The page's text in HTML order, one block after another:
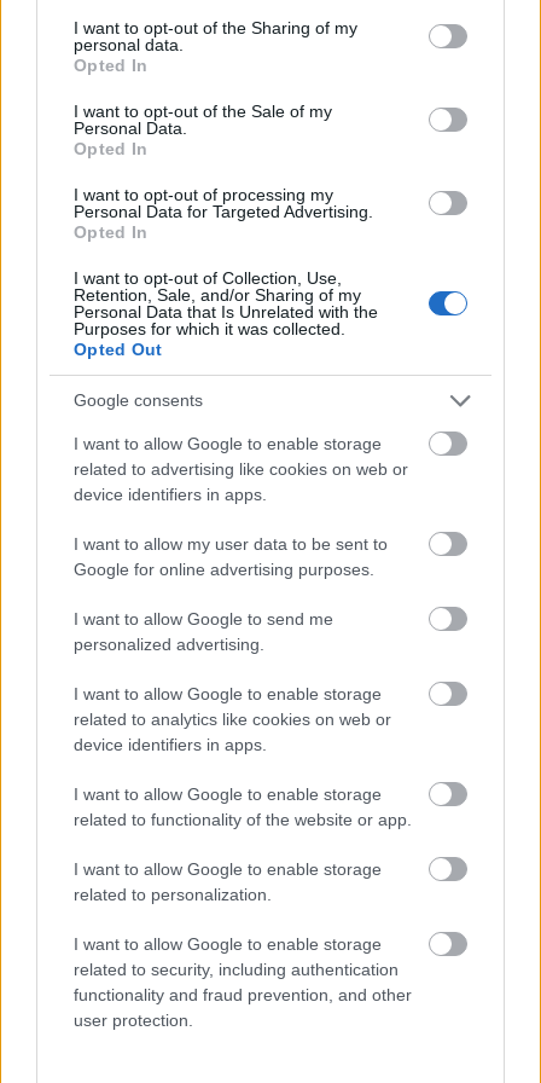
not limited to your visit or usage behaviour. You may click to
grant or deny consent to Google and its third-party tags to
use your data for below specified purposes in below Google
consent section.
I want to opt-out of the Sharing of my
personal data.
Opted In
I want to opt-out of the Sale of my
Personal Data.
Opted In
I want to opt-out of processing my
Personal Data for Targeted Advertising.
Opted In
I want to opt-out of Collection, Use,
Retention, Sale, and/or Sharing of my
Personal Data that Is Unrelated with the
Purposes for which it was collected.
Opted Out
Google consents
I want to allow Google to enable storage
related to advertising like cookies on web or
device identifiers in apps.
I want to allow my user data to be sent to
Google for online advertising purposes.
I want to allow Google to send me
personalized advertising.
I want to allow Google to enable storage
related to analytics like cookies on web or
device identifiers in apps.
I want to allow Google to enable storage
related to functionality of the website or app.
I want to allow Google to enable storage
related to personalization.
I want to allow Google to enable storage
related to security, including authentication
functionality and fraud prevention, and other
user protection.
municipis catalans, on recrea la vida, els
monuments, les entitats culturals i socials i alguns
municipi.
Cultura